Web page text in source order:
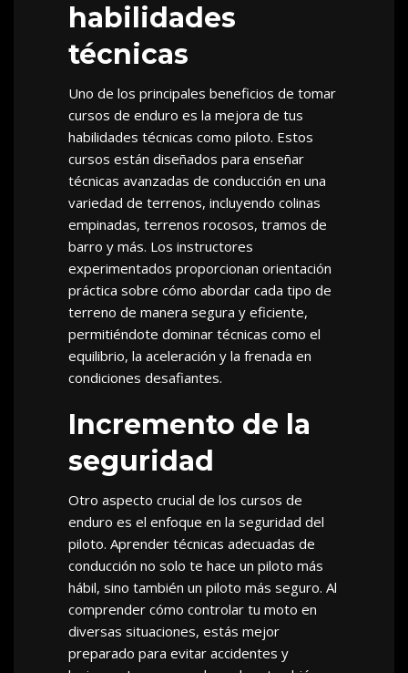
habilidades
técnicas
Uno de los principales beneficios de tomar
cursos de enduro es la mejora de tus
habilidades técnicas como piloto. Estos
cursos están diseñados para enseñar
técnicas avanzadas de conducción en una
variedad de terrenos, incluyendo colinas
empinadas, terrenos rocosos, tramos de
barro y más. Los instructores
experimentados proporcionan orientación
práctica sobre cómo abordar cada tipo de
terreno de manera segura y eficiente,
permitiéndote dominar técnicas como el
equilibrio, la aceleración y la frenada en
condiciones desafiantes.
Incremento de la
seguridad
Otro aspecto crucial de los cursos de
enduro es el enfoque en la seguridad del
piloto. Aprender técnicas adecuadas de
conducción no solo te hace un piloto más
hábil, sino también un piloto más seguro. Al
comprender cómo controlar tu moto en
diversas situaciones, estás mejor
preparado para evitar accidentes y